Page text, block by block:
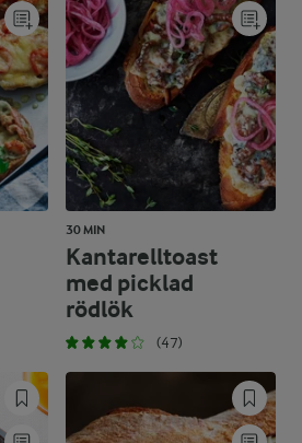
30 MIN
Kantarelltoast
med picklad
rödlök
(47)